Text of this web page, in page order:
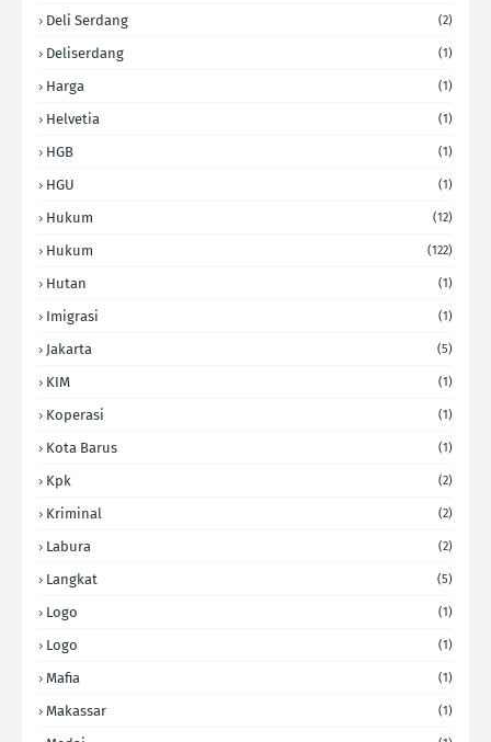
Deli Serdang (2)
Deliserdang (1)
Harga (1)
Helvetia (1)
HGB (1)
HGU (1)
Hukum (12)
Hukum (122)
Hutan (1)
Imigrasi (1)
Jakarta (5)
KIM (1)
Koperasi (1)
Kota Barus (1)
Kpk (2)
Kriminal (2)
Labura (2)
Langkat (5)
Logo (1)
Logo (1)
Mafia (1)
Makassar (1)